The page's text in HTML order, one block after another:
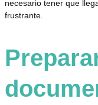
necesario tener que
frustrante.